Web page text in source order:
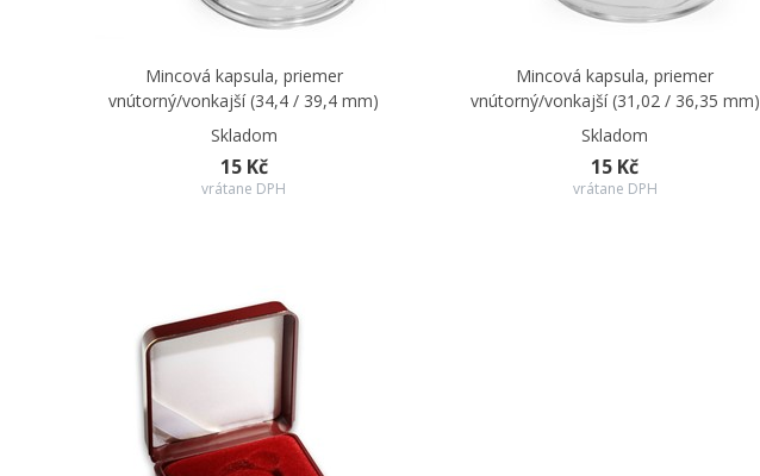
Mincová kapsula, priemer
vnútorný/vonkajší (34,4 / 39,4 mm)
Skladom
15 Kč
vrátane DPH
Mincová kapsula, priemer
vnútorný/vonkajší (31,02 / 36,35 mm)
Skladom
15 Kč
vrátane DPH